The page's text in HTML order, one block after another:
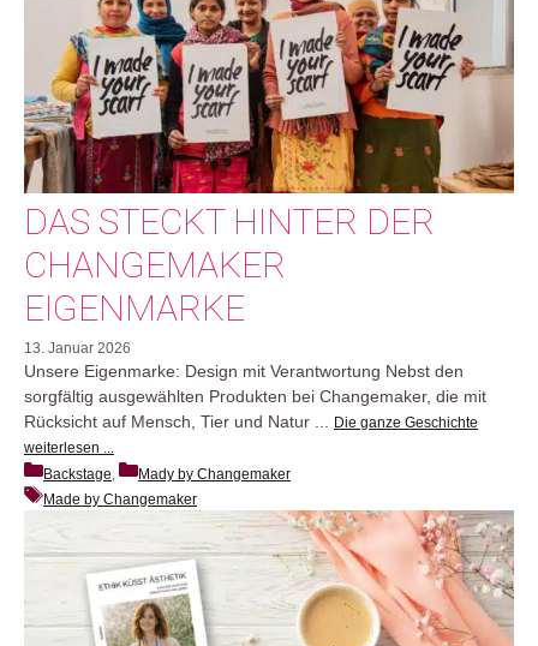
DAS STECKT HINTER DER
CHANGEMAKER
EIGENMARKE
13. Januar 2026
Unsere Eigenmarke: Design mit Verantwortung Nebst den
sorgfältig ausgewählten Produkten bei Changemaker, die mit
Rücksicht auf Mensch, Tier und Natur ...
Die ganze Geschichte
weiterlesen ...
Backstage,
Mady by Changemaker
Made by Changemaker